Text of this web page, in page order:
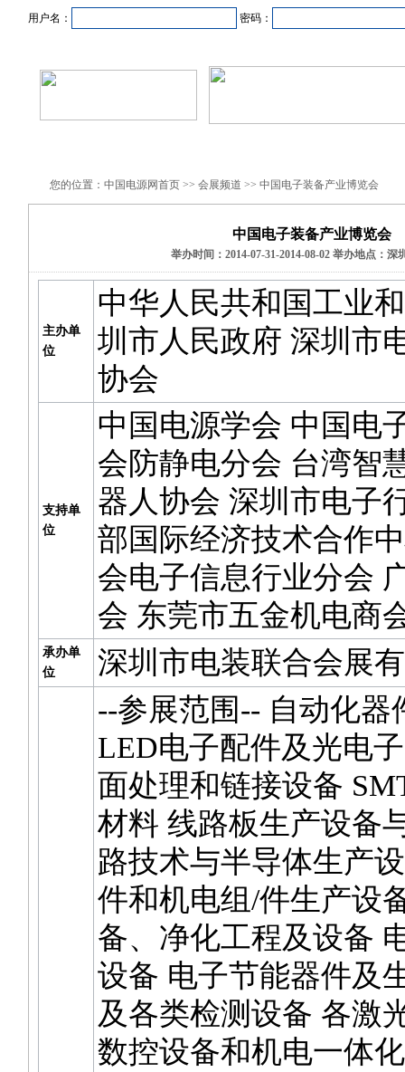
用户名： 密码：
您的位置：中国电源网首页 >> 会展频道 >> 中国电子装备产业博览会
中国电子装备产业博览会
举办时间：2014-07-31-2014-08-02 举办地点：深
主办单
位
中华人民共和国工业
圳市人民政府 深圳市
协会
支持单
位
中国电源学会 中国电
会防静电分会 台湾智
器人协会 深圳市电子
部国际经济技术合作
会电子信息行业分会
会 东莞市五金机电商
承办单
位
深圳市电装联合会展
--参展范围-- 自动化器
LED电子配件及光电
面处理和链接设备
材料 线路板生产设备
路技术与半导体生产
件和机电组/件生产设
备、净化工程及设备
设备 电子节能器件及
及各类检测设备 各激
数控设备和机电一体